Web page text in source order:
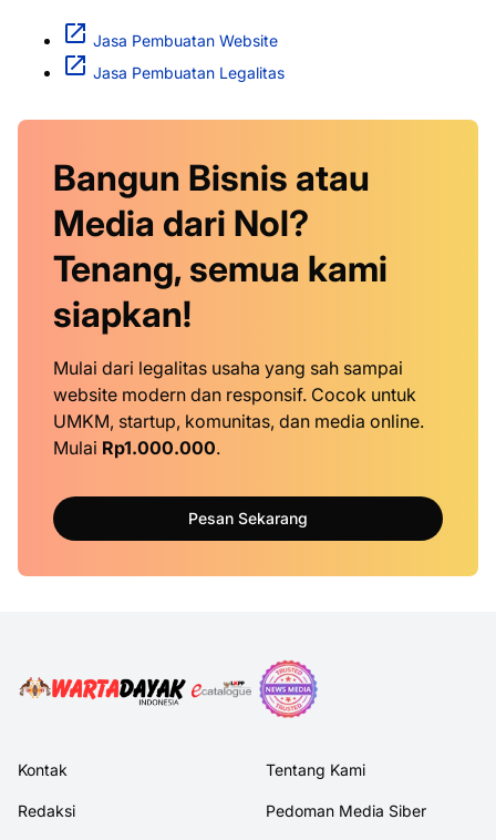
Jasa Pembuatan Website
Jasa Pembuatan Legalitas
Bangun Bisnis atau
Media dari Nol?
Tenang, semua kami
siapkan!
Mulai dari legalitas usaha yang sah sampai
website modern dan responsif. Cocok untuk
UMKM, startup, komunitas, dan media online.
Mulai Rp1.000.000.
Pesan Sekarang
Kontak Tentang Kami
Redaksi Pedoman Media Siber